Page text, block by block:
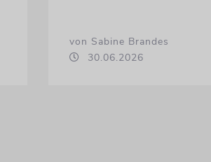
von Sabine Brandes
30.06.2026